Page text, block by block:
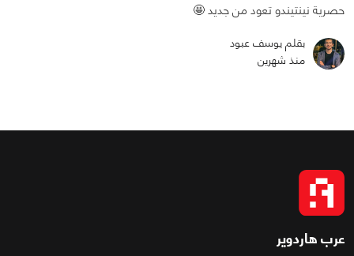
حصرية نينتيندو تعود من جديد 🤩
بقلم يوسف عبود
منذ شهرين
عرب هاردوير